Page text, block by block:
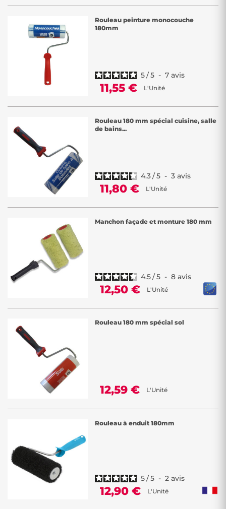
Rouleau peinture monocouche
180mm
5/5 - 7 avis
11,55 € L'Unité
Rouleau 180 mm spécial cuisine, salle
de bains...
4.3/5 - 3 avis
11,80 € L'Unité
Manchon façade et monture 180 mm
4.5/5 - 8 avis
12,50 € L'Unité
Rouleau 180 mm spécial sol
12,59 € L'Unité
Rouleau à enduit 180mm
5/5 - 2 avis
12,90 € L'Unité